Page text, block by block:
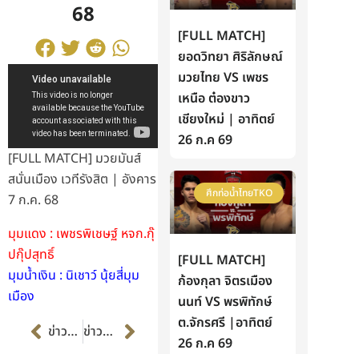
68
[FULL MATCH] มวยมันส์
สนั่นเมือง เวทีรังสิต | อังคาร
7 ก.ค. 68
มุมแดง : เพชรพิเชษฐ์ หจก.กุ๊
ปกุ๊ปสุทธิ์
มุมน้ำเงิน : นิเชาว์ นุ้ยสี่มุม
เมือง
Prevข่าวก่อนหน้า ข่าวต่อไป Next
[FULL MATCH]
ยอดวิทยา ศิริลักษณ์
มวยไทย VS เพชร
เหนือ ต๋องขาว
เชียงใหม่ | อาทิตย์
26 ก.ค 69
ศึกท่อน้ำไทยTKO
[FULL MATCH]
ก้องกุลา จิตรเมือง
นนท์ VS พรพิทักษ์
ต.จักรศรี |อาทิตย์
26 ก.ค 69